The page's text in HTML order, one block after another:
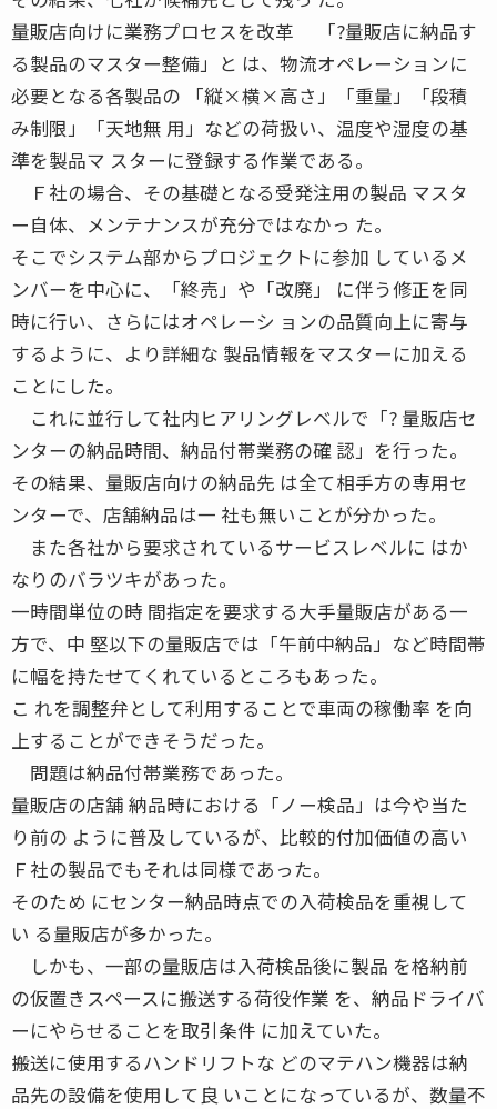
量販店向けに業務プロセスを改革 「?量販店に納品す
る製品のマスター整備」と は、物流オペレーションに
必要となる各製品の 「縦×横×高さ」「重量」「段積
み制限」「天地無 用」などの荷扱い、温度や湿度の基
準を製品マ スターに登録する作業である。
Ｆ社の場合、その基礎となる受発注用の製品 マスタ
ー自体、メンテナンスが充分ではなかっ た。
そこでシステム部からプロジェクトに参加 しているメ
ンバーを中心に、「終売」や「改廃」 に伴う修正を同
時に行い、さらにはオペレーシ ョンの品質向上に寄与
するように、より詳細な 製品情報をマスターに加える
ことにした。
これに並行して社内ヒアリングレベルで「? 量販店セ
ンターの納品時間、納品付帯業務の確 認」を行った。
その結果、量販店向けの納品先 は全て相手方の専用セ
ンターで、店舗納品は一 社も無いことが分かった。
また各社から要求されているサービスレベルに はか
なりのバラツキがあった。
一時間単位の時 間指定を要求する大手量販店がある一
方で、中 堅以下の量販店では「午前中納品」など時間帯
に幅を持たせてくれているところもあった。
こ れを調整弁として利用することで車両の稼働率 を向
上することができそうだった。
問題は納品付帯業務であった。
量販店の店舗 納品時における「ノー検品」は今や当た
り前の ように普及しているが、比較的付加価値の高い
Ｆ社の製品でもそれは同様であった。
そのため にセンター納品時点での入荷検品を重視して
い る量販店が多かった。
しかも、一部の量販店は入荷検品後に製品 を格納前
の仮置きスペースに搬送する荷役作業 を、納品ドライバ
ーにやらせることを取引条件 に加えていた。
搬送に使用するハンドリフトな どのマテハン機器は納
品先の設備を使用して良 いことになっているが、数量不